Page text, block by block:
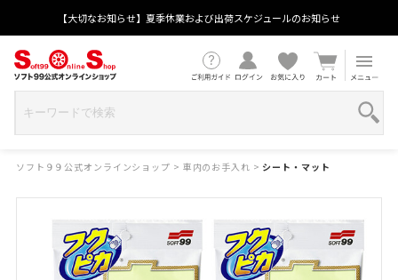
【大切なお知らせ】夏季休業および出荷スケジュールのお知らせ
ソフト９９公式オンラインショップ > 車内のお手入れ > シート・マット